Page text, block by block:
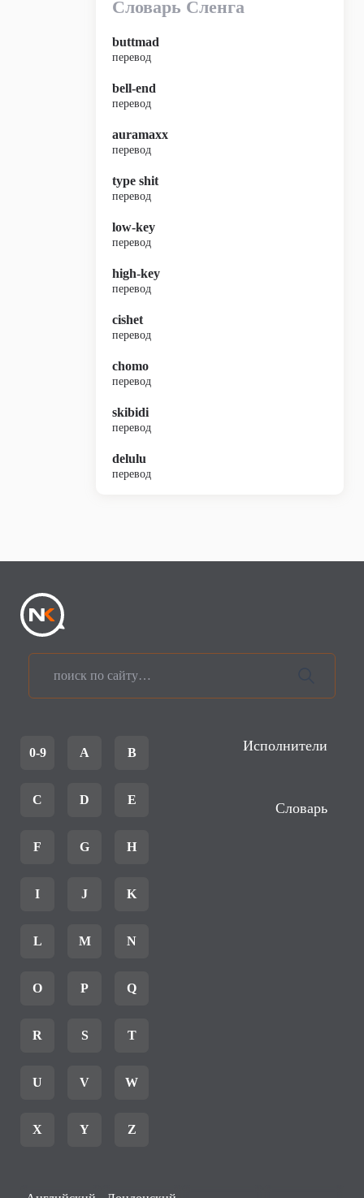
Словарь Сленга
buttmad
перевод
bell-end
перевод
auramaxx
перевод
type shit
перевод
low-key
перевод
high-key
перевод
cishet
перевод
chomo
перевод
skibidi
перевод
delulu
перевод
0-9 A B
C D E
F G H
I J K
L M N
O P Q
R S T
U V W
X Y Z
Исполнители
Словарь